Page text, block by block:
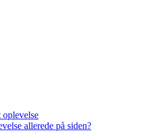
allerede på siden?